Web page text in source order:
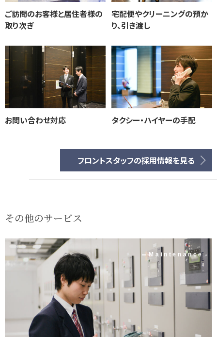
ご訪問のお客様と居住者様の
取り次ぎ
宅配便やクリーニングの預か
り、引き渡し
お問い合わせ対応 タクシー・ハイヤーの手配
フロントスタッフの採用情報を見る
その他のサービス
Maintenance